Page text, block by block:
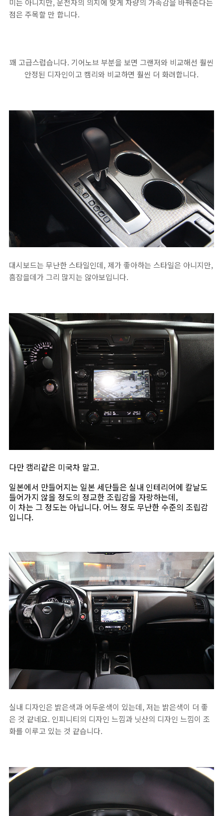
미는 아니지만, 운전자의 의지에 맞게 차량의 가속감을 바꿔준다는
점은 주목할 만 합니다.
꽤 고급스럽습니다. 기어노브 부분을 보면 그랜저와 비교해선 훨씬
안정된 디자인이고 캠리와 비교하면 훨씬 더 화려합니다.
대시보드는 무난한 스타일인데, 제가 좋아하는 스타일은 아니지만,
흠잡을데가 그리 많지는 않아보입니다.
다만 캠리같은 미국차 말고.
일본에서 만들어지는 일본 세단들은 실내 인테리어에 칼날도
들어가지 않을 정도의 정교한 조립감을 자랑하는데,
이 차는 그 정도는 아닙니다. 어느 정도 무난한 수준의 조립감
입니다.
실내 디자인은 밝은색과 어두운색이 있는데, 저는 밝은색이 더 좋
은 것 같네요. 인피니티의 디자인 느낌과 닛산의 디자인 느낌이 조
화를 이루고 있는 것 같습니다.